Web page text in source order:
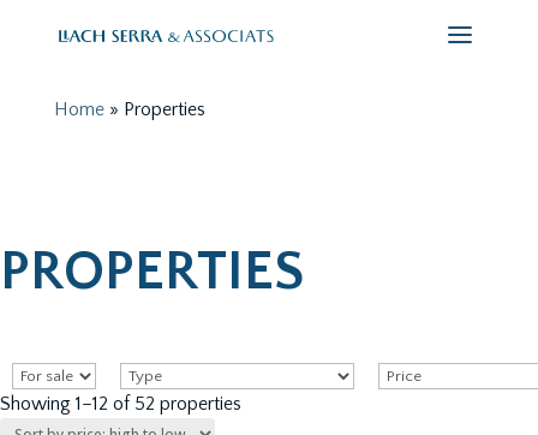
Home» Properties
PROPERTIES
Showing 1–12 of 52 properties